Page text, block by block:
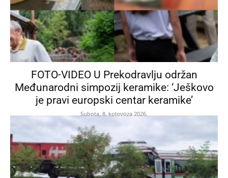
FOTO-VIDEO U Prekodravlju održan
Međunarodni simpozij keramike: ‘Ješkovo
je pravi europski centar keramike’
Subota, 8. kolovoza 2026.